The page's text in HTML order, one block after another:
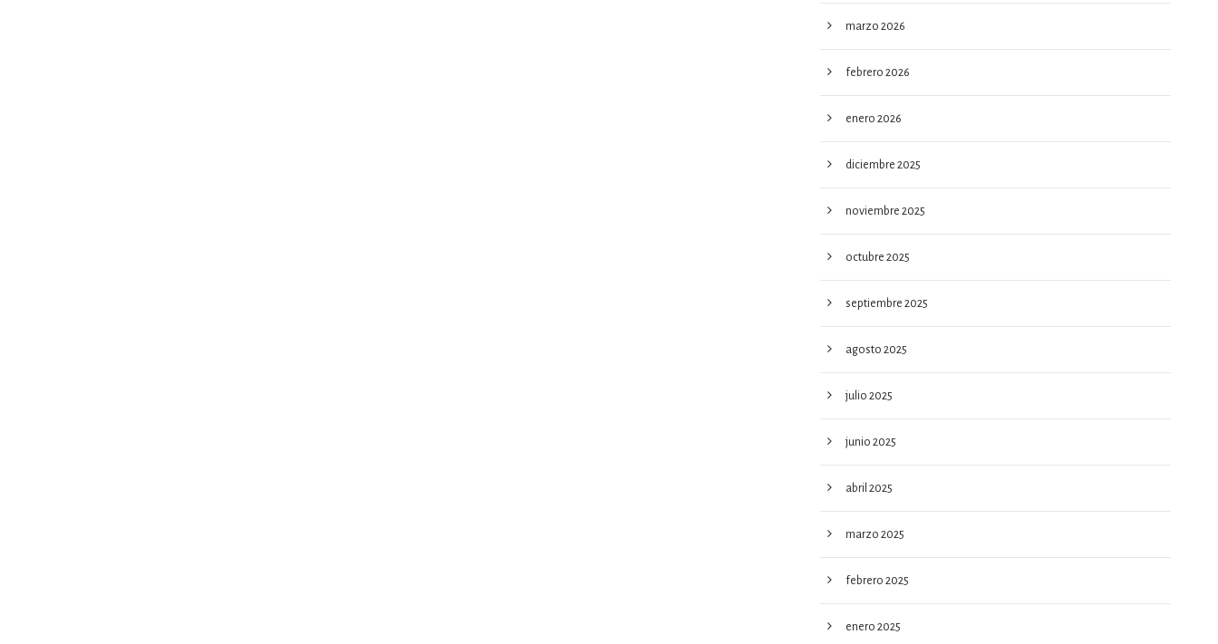
marzo 2026
febrero 2026
enero 2026
diciembre 2025
noviembre 2025
octubre 2025
septiembre 2025
agosto 2025
julio 2025
junio 2025
abril 2025
marzo 2025
febrero 2025
enero 2025